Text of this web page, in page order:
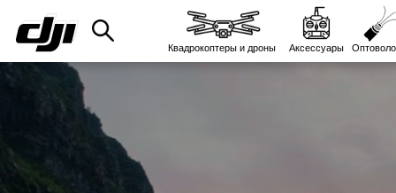
Квадрокоптеры и дроны Аксессуары